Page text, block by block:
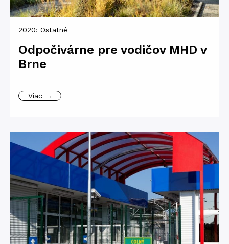
2020: Ostatné
Odpočivárne pre vodičov MHD v
Brne
Viac →